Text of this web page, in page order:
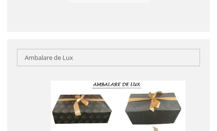
Ambalare de Lux